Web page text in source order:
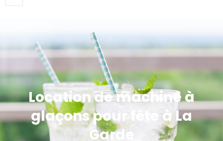
Location de machine à
glaçons pour fête à La
Garde